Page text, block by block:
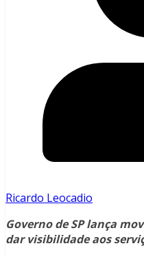
Ricardo Leocadio
Governo de SP lança
dar visibilidade aos